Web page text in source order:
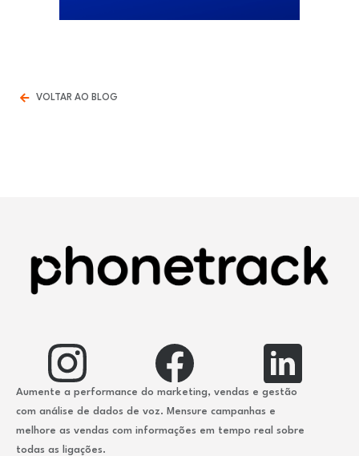
VOLTAR AO BLOG
Aumente a performance do marketing, vendas e gestão
com análise de dados de voz. Mensure campanhas e
melhore as vendas com informações em tempo real sobre
todas as ligações.